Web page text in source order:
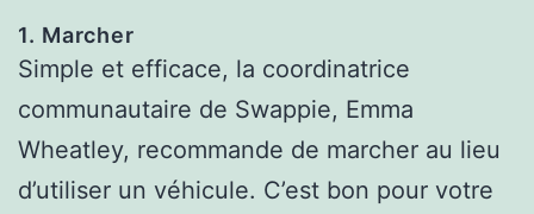
1. Marcher
Simple et efficace, la coordinatrice
communautaire de Swappie, Emma
Wheatley, recommande de marcher au lieu
d’utiliser un véhicule. C’est bon pour votre